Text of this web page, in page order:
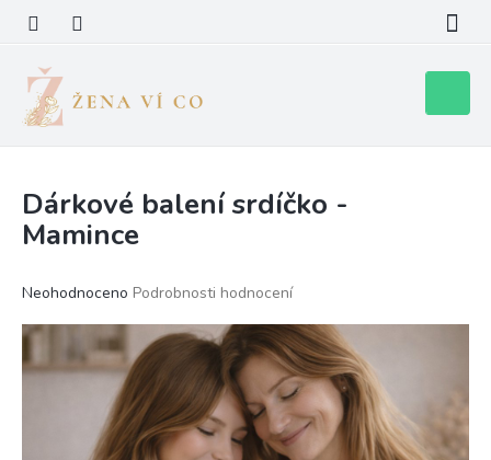
obsah
košík
Dárkové balení srdíčko -
Mamince
Průměrné
produktu
0,0
Neohodnoceno Podrobnosti hodnocení